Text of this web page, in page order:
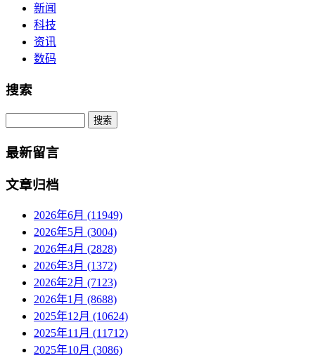
新闻
科技
资讯
数码
搜索
Search
最新留言
文章归档
2026年6月 (11949)
2026年5月 (3004)
2026年4月 (2828)
2026年3月 (1372)
2026年2月 (7123)
2026年1月 (8688)
2025年12月 (10624)
2025年11月 (11712)
2025年10月 (3086)